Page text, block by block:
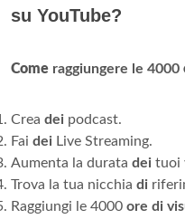
su YouTube?
Come raggiungere le 4000
Crea dei podcast.
Fai dei Live Streaming.
Aumenta la durata dei tuoi
Trova la tua nicchia di
Raggiungi le 4000 ore di